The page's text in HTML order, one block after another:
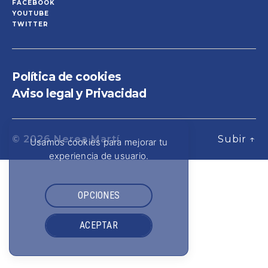
FACEBOOK
YOUTUBE
TWITTER
Política de cookies
Aviso legal y Privacidad
© 2026Nerea Martí Subir ↑
Usamos cookies para mejorar tu
experiencia de usuario.
OPCIONES
ACEPTAR